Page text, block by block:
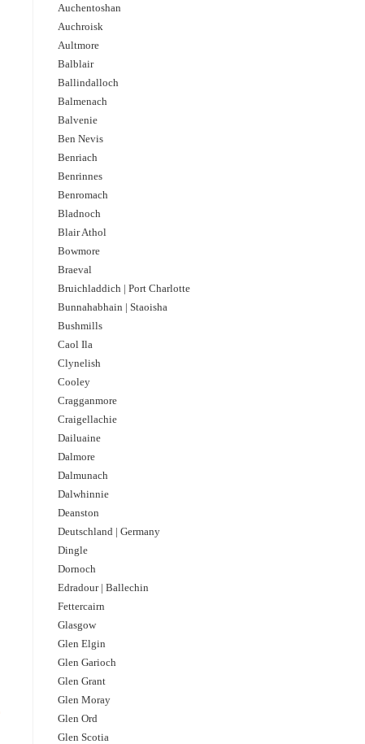
Auchentoshan
Auchroisk
Aultmore
Balblair
Ballindalloch
Balmenach
Balvenie
Ben Nevis
Benriach
Benrinnes
Benromach
Bladnoch
Blair Athol
Bowmore
Braeval
Bruichladdich | Port Charlotte
Bunnahabhain | Staoisha
Bushmills
Caol Ila
Clynelish
Cooley
Cragganmore
Craigellachie
Dailuaine
Dalmore​
Dalmunach
Dalwhinnie
Deanston
Deutschland | Germany
Dingle
Dornoch
Edradour | Ballechin
Fettercairn
Glasgow
Glen Elgin
Glen Garioch
Glen Grant
Glen Moray
Glen Ord
Glen Scotia